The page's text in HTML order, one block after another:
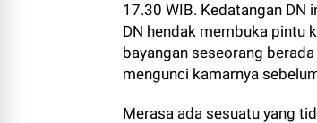
17.30 WIB. Kedatangan DN
DN hendak membuka pintu
bayangan seseorang
mengunci kamarnya
Merasa ada sesuatu yang